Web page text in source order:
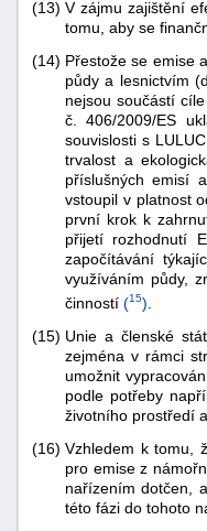
(13) V zájmu zajištění
tomu, aby se
(14) Přestože se emise
půdy a lesnictvím
nejsou součástí
č. 406/2009/ES
souvislosti s
trvalost a
příslušných emisí
vstoupil v platnost
první krok k
přijetí rozhodnutí
započítávání
využíváním půdy,
činností (15)
(15) Unie a členské
zejména v rámci
umožnit
podle potřeby
životního prostředí
(16) Vzhledem k tomu,
pro emise z
nařízením dotčen,
této fázi do tohoto